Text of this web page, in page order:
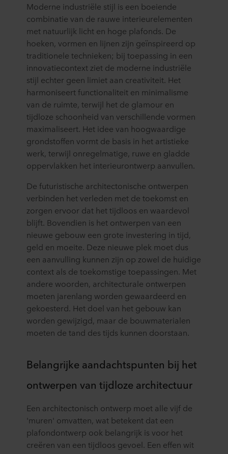
Moderne industriële stijl is een boeiende
combinatie van de rauwe interieurelementen
met natuurlijk licht en hoge plafonds. De
hoeken, vormen en lijnen zijn geïnspireerd op
traditionele technieken; bij toepassing in een
innovatiecontext ziet de moderne industriële
stijl echter geen limiet aan creativiteit. Het
harmoniseert functionaliteit en minimalisme
van de ruimte, terwijl het de glamour en
tijdloze schoonheid van verschillende vormen
maximaliseert. Het idee van hoogwaardige
grondstoffen vormt de basis in het artistieke
werk, terwijl onregelmatige, ruwe en gladde
oppervlakken het interieurontwerp aanvullen.
De futuristische architectonische ontwerpen
verbinden het verleden met de toekomst en
zorgen ervoor dat het tijdloos en waardevol
blijft. Bovendien is het ontwerpen van een
nieuwe gebouw een grote investering in tijd,
geld en moeite. Deze nieuwe plek moet dus
een aanvulling kunnen zijn op zowel de huidige
context als de toekomstige toepassingen. Met
andere woorden, architecturale ontwerpen
moeten jarenlang worden gewaardeerd en
gekoesterd. Het doel van het gebouw kan
worden gewijzigd, maar de bouwmaterialen
moeten de tand des tijds kunnen doorstaan.
Belangrijke aandachtspunten bij het
ontwerpen van tijdloze architectuur
Een architectonisch ontwerp moet alle vijf de
'muren' omvatten, wat betekent dat een
plafondontwerp ook belangrijk is voor het
creëren van een tijdloos gevoel. Een effen wit